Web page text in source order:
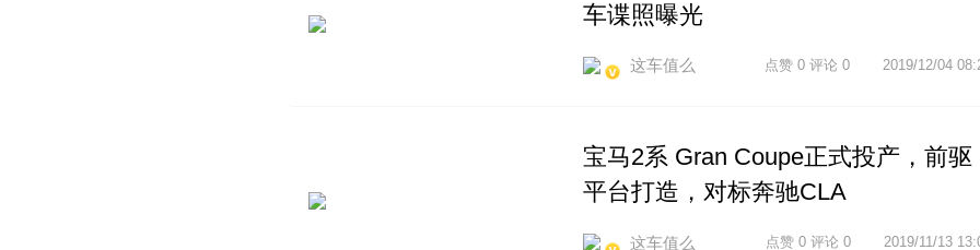
车谍照曝光
这车值么 2019/12/04
点赞 0 评论 0
宝马2系 Gran Coupe正式投产，前驱
平台打造，对标奔驰CLA
这车值么 2019/11/13
点赞 0 评论 0